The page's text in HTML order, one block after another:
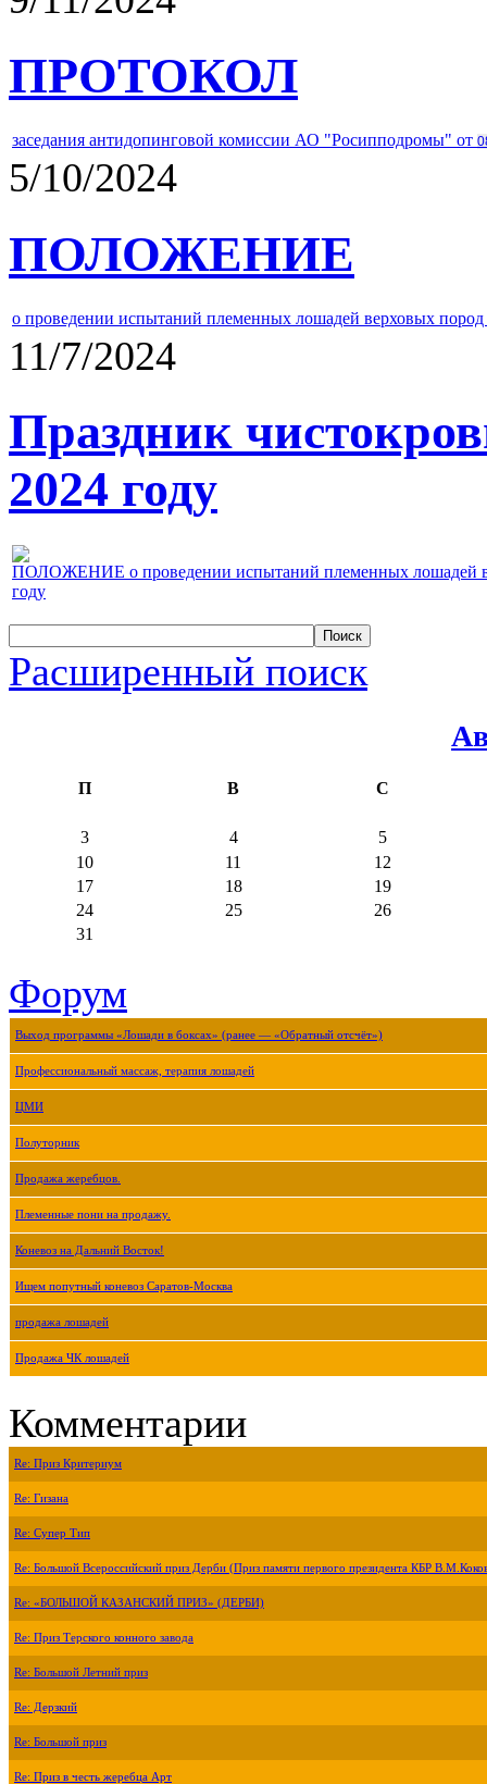
ПРОТОКОЛ
заседания антидопинговой комиссии АО "Росипподромы" от
5/10/2024
ПОЛОЖЕНИЕ
о проведении испытаний племенных лошадей верховых
11/7/2024
Праздник
2024 году
ПОЛОЖЕНИЕ о проведении испытаний племенных лошадей
году
Расширенный поиск
П В С
3 4
5
10
11
12
17
18
19
24
25
26
31
Форум
Выход программы «Лошади в боксах» (ранее — «Обратный отсчёт»)
Профессиональный массаж, терапия лошадей
ЦМИ
Полуторник
Продажа жеребцов.
Племенные пони на продажу.
Коневоз на Дальний Восток!
Ищем попутный коневоз Саратов-Москва
продажа лошадей
Продажа ЧК лошадей
Комментарии
Re: Приз Критериум
Re: Гизана
Re: Супер Тип
Re: Большой Всероссийский приз Дерби (Приз памяти первого президента КБР
Re: «БОЛЬШОЙ КАЗАНСКИЙ ПРИЗ» (ДЕРБИ)
Re: Приз Терского конного завода
Re: Большой Летний приз
Re: Дерзкий
Re: Большой приз
Re: Приз в честь жеребца Арт